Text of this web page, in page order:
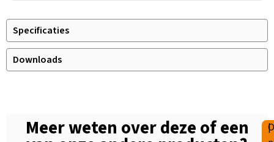
Specificaties
Downloads
Meer weten over deze of een |